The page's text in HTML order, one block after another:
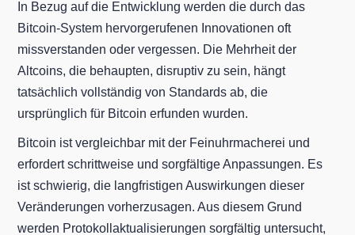
In Bezug auf die Entwicklung werden die durch das
Bitcoin-System hervorgerufenen Innovationen oft
missverstanden oder vergessen. Die Mehrheit der
Altcoins, die behaupten, disruptiv zu sein, hängt
tatsächlich vollständig von Standards ab, die
ursprünglich für Bitcoin erfunden wurden.
Bitcoin ist vergleichbar mit der Feinuhrmacherei und
erfordert schrittweise und sorgfältige Anpassungen. Es
ist schwierig, die langfristigen Auswirkungen dieser
Veränderungen vorherzusagen. Aus diesem Grund
werden Protokollaktualisierungen sorgfältig untersucht,